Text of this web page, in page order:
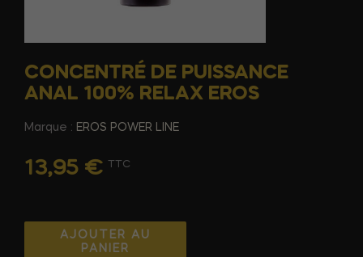
CONCENTRÉ DE PUISSANCE
ANAL 100% RELAX EROS
Marque : EROS POWER LINE
13,95 € TTC
AJOUTER AU
PANIER